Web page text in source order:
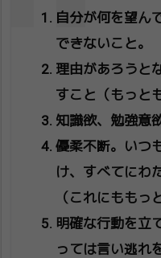
自分が何を望ん
できないこと。
理由があろうと
すこと（もっと
知識欲、勉強意
優柔不断。いつ
け、すべてにわ
（これにももっ
明確な行動を立
っては言い逃れ